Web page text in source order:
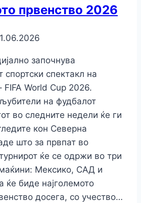
првенство 2026
започнува
спортски спектакл на
FIFA World Cup 2026.
на фудбалот
во следните недели ќе ги
кон Северна
што за првпат во
ќе се одржи во три
Мексико, САД и
ќе биде најголемото
досега, со учество…